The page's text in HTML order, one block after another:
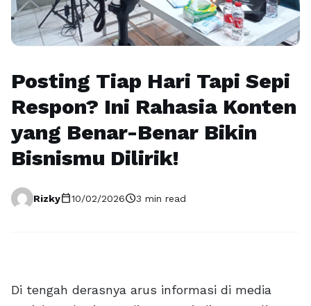
Posting Tiap Hari Tapi Sepi
Respon? Ini Rahasia Konten
yang Benar-Benar Bikin
Bisnismu Dilirik!
Rizkycalendar_today10/02/2026schedule3 min read
Di tengah derasnya arus informasi di media